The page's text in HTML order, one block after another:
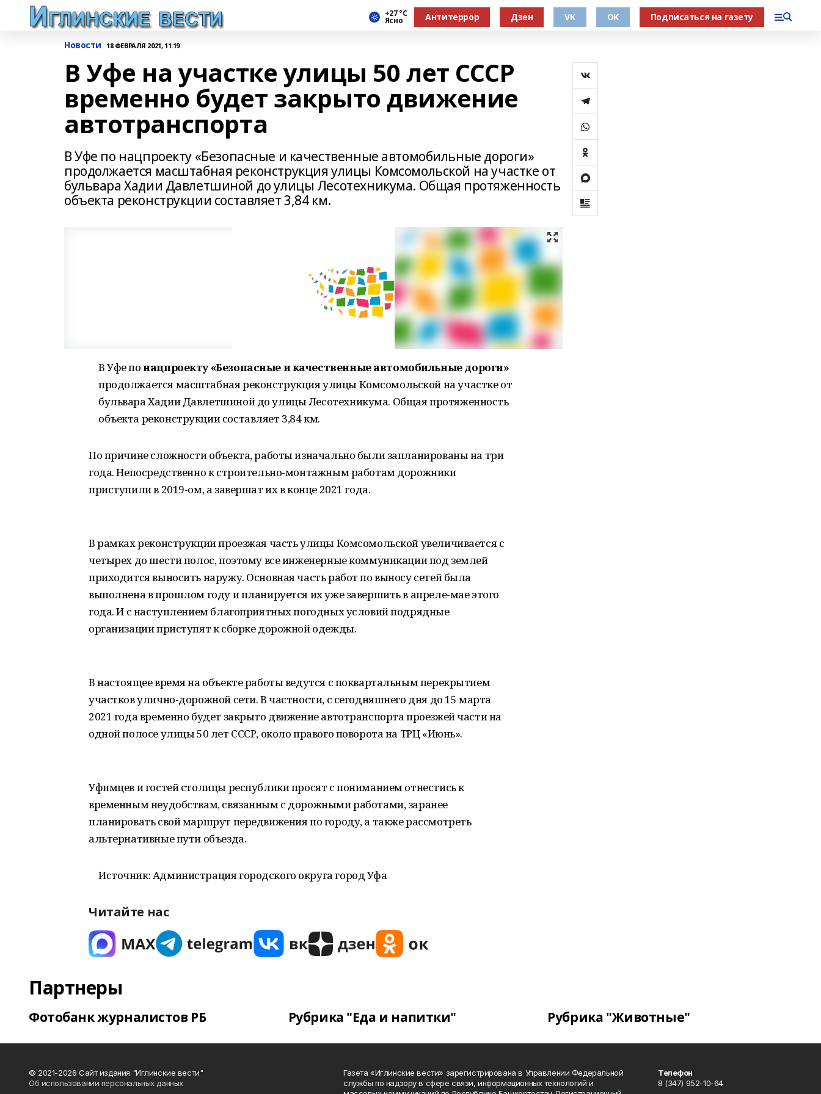
+27 °С
Ясно Антитеррор Дзен VK OK Подписаться на газету
Новости 18 ФЕВРАЛЯ 2021, 11:19
В Уфе на участке улицы 50 лет СССР
временно будет закрыто движение
автотранспорта
В Уфе по нацпроекту «Безопасные и качественные автомобильные дороги»
продолжается масштабная реконструкция улицы Комсомольской на участке от
бульвара Хадии Давлетшиной до улицы Лесотехникума. Общая протяженность
объекта реконструкции составляет 3,84 км.
В Уфе понацпроекту «Безопасные и качественные автомобильные дороги»
продолжается масштабная реконструкция улицы Комсомольской на участке от
бульвара Хадии Давлетшиной до улицы Лесотехникума. Общая протяженность
объекта реконструкции составляет 3,84 км.
По причине сложности объекта, работы изначально были запланированы на три
года. Непосредственно к строительно-монтажным работам дорожники
приступили в 2019-ом, а завершат их в конце 2021 года.
В рамках реконструкции проезжая часть улицы Комсомольской увеличивается с
четырех до шести полос, поэтому все инженерные коммуникации под землей
приходится выносить наружу. Основная часть работ по выносу сетей была
выполнена в прошлом году и планируется их уже завершить в апреле-мае этого
года. И с наступлением благоприятных погодных условий подрядные
организации приступят к сборке дорожной одежды.
В настоящее время на объекте работы ведутся с поквартальным перекрытием
участков улично-дорожной сети. В частности, с сегодняшнего дня до 15 марта
2021 года временно будет закрыто движение автотранспорта проезжей части на
одной полосе улицы 50 лет СССР, около правого поворота на ТРЦ «Июнь».
Уфимцев и гостей столицы республики просят с пониманием отнестись к
временным неудобствам, связанным с дорожными работами, заранее
планировать свой маршрут передвижения по городу, а также рассмотреть
альтернативные пути объезда.
Источник: Администрация городского округа город Уфа
Читайте нас
Партнеры
Фотобанк журналистов РБ Рубрика "Еда и напитки" Рубрика "Животные"
© 2021-2026 Сайт издания "Иглинские вести"
Об использовании персональных данных
Газета «Иглинские вести» зарегистрирована в Управлении Федеральной
службы по надзору в сфере связи, информационных технологий и
Телефон
8 (347) 952-10-64